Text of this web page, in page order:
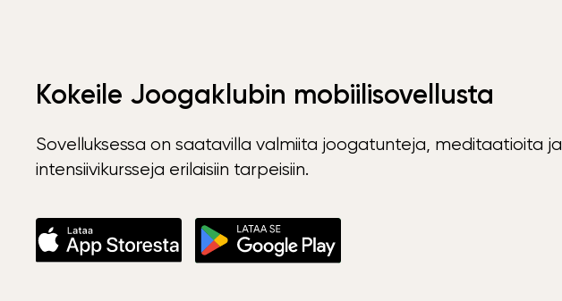
Kokeile Joogaklubin mobiilisovellusta
Sovelluksessa on saatavilla valmiita joogatunteja, meditaatioita ja
intensiivikursseja erilaisiin tarpeisiin.